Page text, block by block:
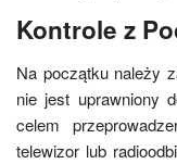
Kontrole z
Na początku należy
nie jest uprawniony
celem
telewizor lub